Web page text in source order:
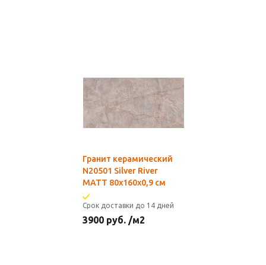
Гранит керамический
N20501 Silver River
MATT 80х160х0,9 см
Срок доставки до 14 дней
3900 руб. /м2